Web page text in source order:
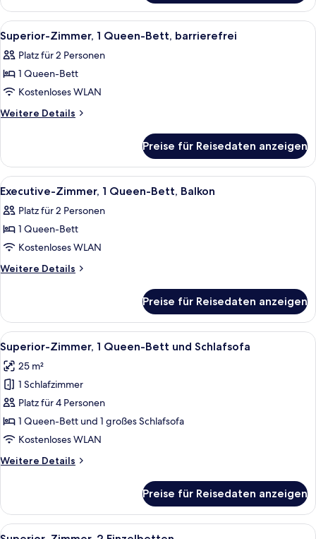
Zimmer,
1 Doppelbett
und
Schlafsofa
Alle
Fotos
für
Superior-
Zimmer,
1
barrierefrei
anzeigen
Ein Hotelzimmer mit einem großen
9
Superior-Zimmer, 1 Queen-Bett, barrierefrei
Platz für 2 Personen
1 Queen-Bett
Kostenloses WLAN
Weitere Details
Weitere
Zimmer,
Queen-
barrierefrei
Preise für Reisedaten anzeigen
Alle
Fotos
für
Executive-
Zimmer,
1
Balkon
anzeigen
Ein Hotelzimmer mit einem großen
10
Executive-Zimmer, 1 Queen-Bett, Balkon
Platz für 2 Personen
1 Queen-Bett
Kostenloses WLAN
Weitere Details
Weitere
Zimmer,
Queen-
Bett,
Balkon
Preise für Reisedaten anzeigen
Alle
Fotos
für
Superior-
Zimmer,
1 Queen-
Bett
Schlafsofa
Ein Hotelzimmer mit einem großen
9
Superior-Zimmer, 1 Queen-Bett und Schlafsofa
25 m²
1 Schlafzimmer
Platz für 4 Personen
1 Queen-Bett und 1 großes Schlafsofa
Kostenloses WLAN
Weitere Details
Weitere
Zimmer,
1 Queen-
Bett
Preise für Reisedaten anzeigen
Alle
Ein Hotelzimmer mit zwei Betten,
8